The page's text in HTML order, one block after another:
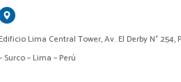
Lima Central Tower, Av. El Derby N° 254,
Surco – Lima – Perú